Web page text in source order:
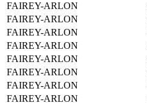
FAIREY-ARLON
FAIREY-ARLON
FAIREY-ARLON
FAIREY-ARLON
FAIREY-ARLON
FAIREY-ARLON
FAIREY-ARLON
FAIREY-ARLON